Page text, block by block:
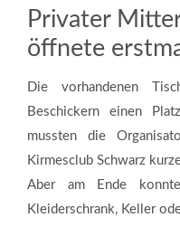
Privater
öffnete
Die vorhandenen
Beschickern einen
mussten die
Kirmesclub Schwarz
Aber am Ende
Kleiderschrank, Keller